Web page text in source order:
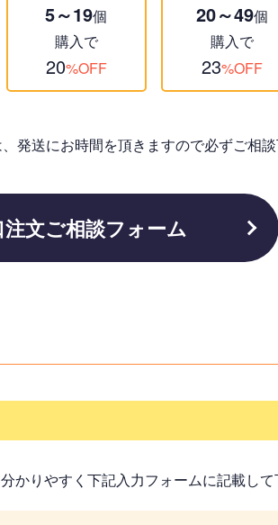
5～19個
購入で
20%OFF
20～49個
購入で
23%OFF
発送にお時間を頂きますので必ずご相
注文ご相談フォーム
かりやすく下記入力フォームに記載し